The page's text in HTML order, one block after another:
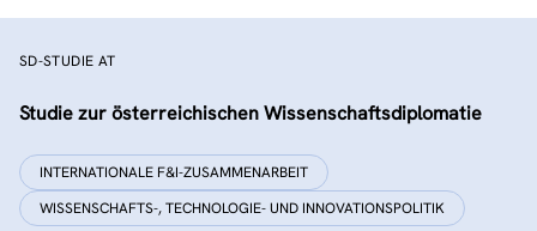
SD-STUDIE AT
Studie zur österreichischen Wissenschaftsdiplomatie
INTERNATIONALE F&I-ZUSAMMENARBEIT
WISSENSCHAFTS-, TECHNOLOGIE- UND INNOVATIONSPOLITIK